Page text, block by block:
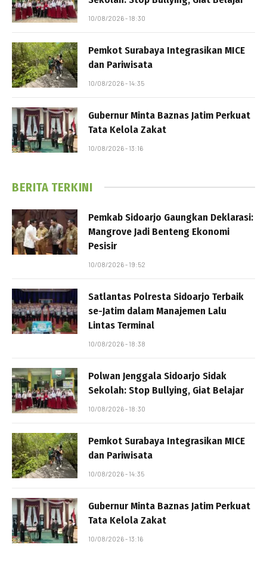
10/08/2026 - 18:30
Pemkot Surabaya Integrasikan MICE
dan Pariwisata
10/08/2026 - 14:35
Gubernur Minta Baznas Jatim Perkuat
Tata Kelola Zakat
10/08/2026 - 13:16
BERITA TERKINI
Pemkab Sidoarjo Gaungkan Deklarasi:
Mangrove Jadi Benteng Ekonomi
Pesisir
10/08/2026 - 19:52
Satlantas Polresta Sidoarjo Terbaik
se-Jatim dalam Manajemen Lalu
Lintas Terminal
10/08/2026 - 18:38
Polwan Jenggala Sidoarjo Sidak
Sekolah: Stop Bullying, Giat Belajar
10/08/2026 - 18:30
Pemkot Surabaya Integrasikan MICE
dan Pariwisata
10/08/2026 - 14:35
Gubernur Minta Baznas Jatim Perkuat
Tata Kelola Zakat
10/08/2026 - 13:16